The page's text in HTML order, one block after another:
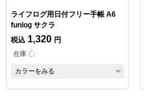
ライフログ用日付フリー手帳 A6
funlog サクラ
税込 1,320 円
在庫 〇
カラーをみる